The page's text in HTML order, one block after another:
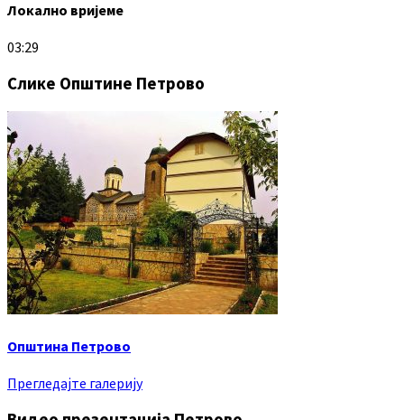
Локално вријеме
03:29
Слике Општине Петрово
Општина Петрово
Прегледајте галерију